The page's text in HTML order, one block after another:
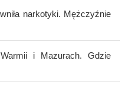
narkotyki. Mężczyźnie
i Mazurach. Gdzie